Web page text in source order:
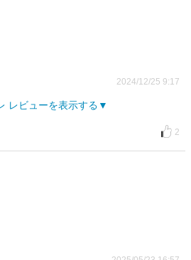
2024/12/25 9:17
レビューを表示する
2